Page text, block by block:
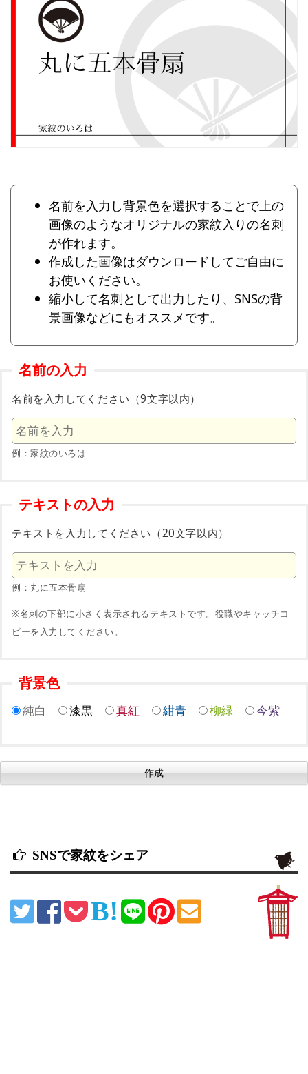
名前を入力し背景色を選択することで上の
画像のようなオリジナルの家紋入りの名刺
が作れます。
作成した画像はダウンロードしてご自由に
お使いください。
縮小して名刺として出力したり、SNSの背
景画像などにもオススメです。
名前の入力
名前を入力してください（9文字以内）
例：家紋のいろは
テキストの入力
テキストを入力してください（20文字以内）
例：丸に五本骨扇
※名刺の下部に小さく表示されるテキストです。役職やキャッチコ
ピーを入力してください。
背景色
純白 漆黒 真紅 紺青 柳緑 今紫
SNSで家紋をシェア